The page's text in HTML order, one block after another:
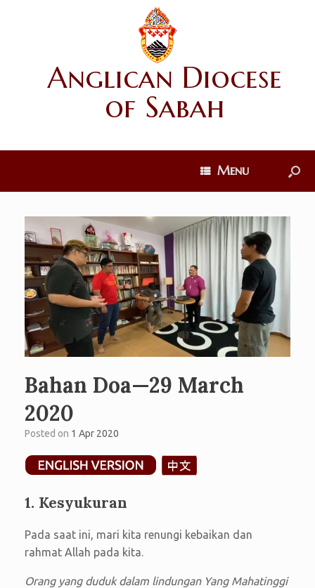
Anglican Diocese
of Sabah
Menu
Bahan Doa—29 March
2020
Posted on 1 Apr 2020
1. Kesyukuran
Pada saat ini, mari kita renungi kebaikan dan
rahmat Allah pada kita.
Orang yang duduk dalam lindungan Yang Mahatinggi